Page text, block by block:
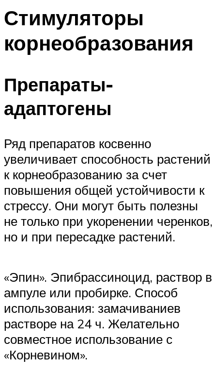
Стимуляторы
корнеобразования
Препараты-
адаптогены
Ряд препаратов косвенно
увеличивает способность растений
к корнеобразованию за счет
повышения общей устойчивости к
стрессу. Они могут быть полезны
не только при укоренении черенков,
но и при пересадке растений.
«Эпин». Эпибрассиноцид, раствор в
ампуле или пробирке. Способ
использования: замачиваниев
растворе на 24 ч. Желательно
совместное использование с
«Корневином».